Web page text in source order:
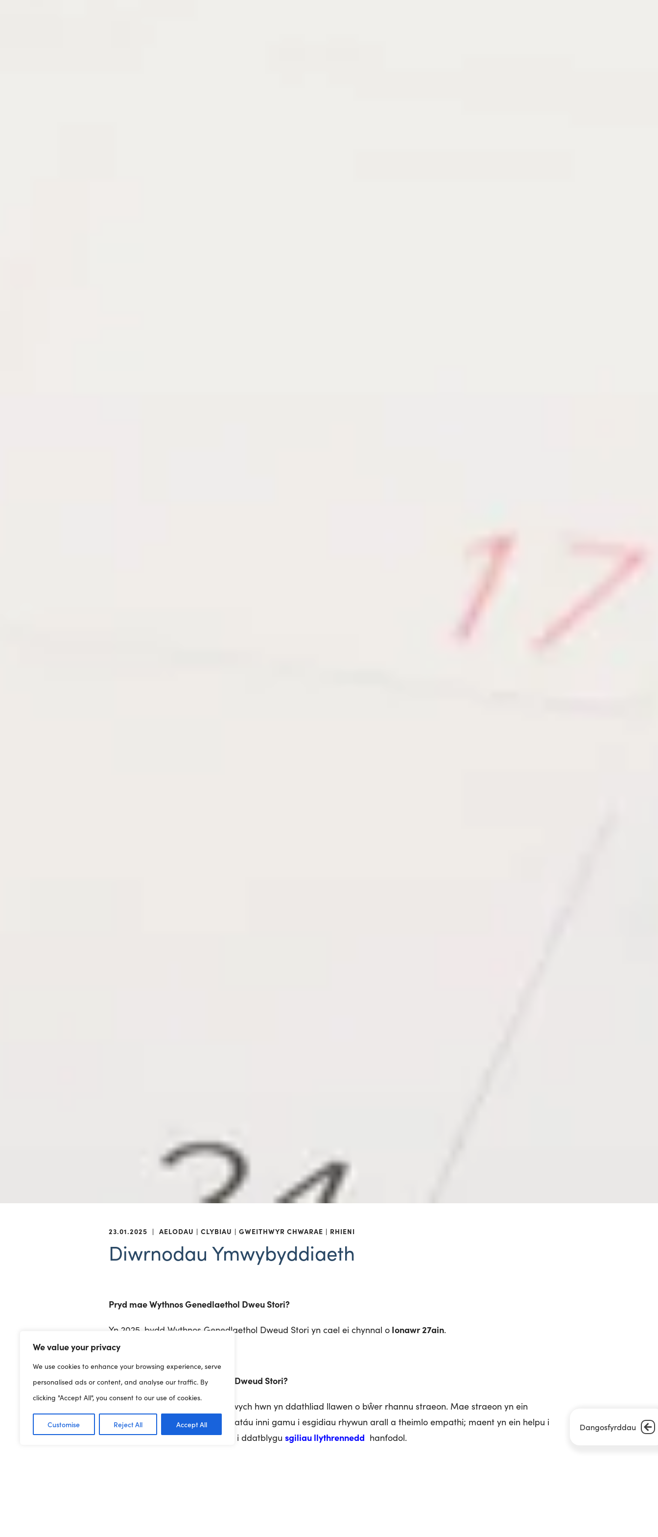
We value your privacy
We use cookies to enhance your browsing experience, serve
personalised ads or content, and analyse our traffic. By
clicking "Accept All", you consent to our use of cookies.
Customise Reject All Accept All Dangosfyrddau
23.01.2025 | AELODAU CLYBIAU GWEITHWYR CHWARAE RHIENI
Diwrnodau Ymwybyddiaeth
Pryd mae Wythnos Genedlaethol Dweu Stori?
Yn 2025, bydd Wythnos Genedlaethol Dweud Stori yn cael ei chynnal o Ionawr 27ain.
Beth yw Wythnos Genedlaethol Dweud Stori?
Mae’r digwyddiad blynyddol gwych hwn yn ddathliad llawen o bŵer rhannu straeon. Mae straeon yn ein
dysgu am y byd; maent yn caniatáu inni gamu i esgidiau rhywun arall a theimlo empathi; maent yn ein helpu i
ymlacio a dianc a gallant helpu i ddatblygu sgiliau llythrennedd hanfodol.